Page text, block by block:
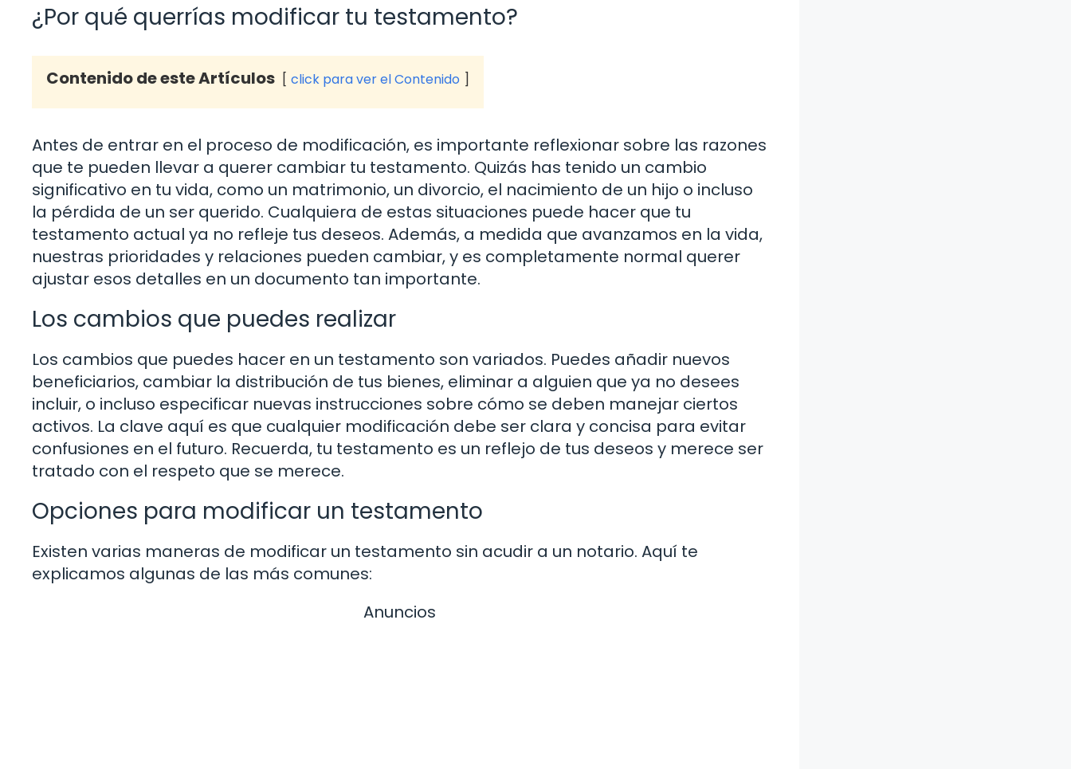
¿Por qué querrías modificar tu testamento?
Contenido de este Artículos click para ver el Contenido
Antes de entrar en el proceso de modificación, es importante reflexionar sobre las razones
que te pueden llevar a querer cambiar tu testamento. Quizás has tenido un cambio
significativo en tu vida, como un matrimonio, un divorcio, el nacimiento de un hijo o incluso
la pérdida de un ser querido. Cualquiera de estas situaciones puede hacer que tu
testamento actual ya no refleje tus deseos. Además, a medida que avanzamos en la vida,
nuestras prioridades y relaciones pueden cambiar, y es completamente normal querer
ajustar esos detalles en un documento tan importante.
Los cambios que puedes realizar
Los cambios que puedes hacer en un testamento son variados. Puedes añadir nuevos
beneficiarios, cambiar la distribución de tus bienes, eliminar a alguien que ya no desees
incluir, o incluso especificar nuevas instrucciones sobre cómo se deben manejar ciertos
activos. La clave aquí es que cualquier modificación debe ser clara y concisa para evitar
confusiones en el futuro. Recuerda, tu testamento es un reflejo de tus deseos y merece ser
tratado con el respeto que se merece.
Opciones para modificar un testamento
Existen varias maneras de modificar un testamento sin acudir a un notario. Aquí te
explicamos algunas de las más comunes:
Anuncios